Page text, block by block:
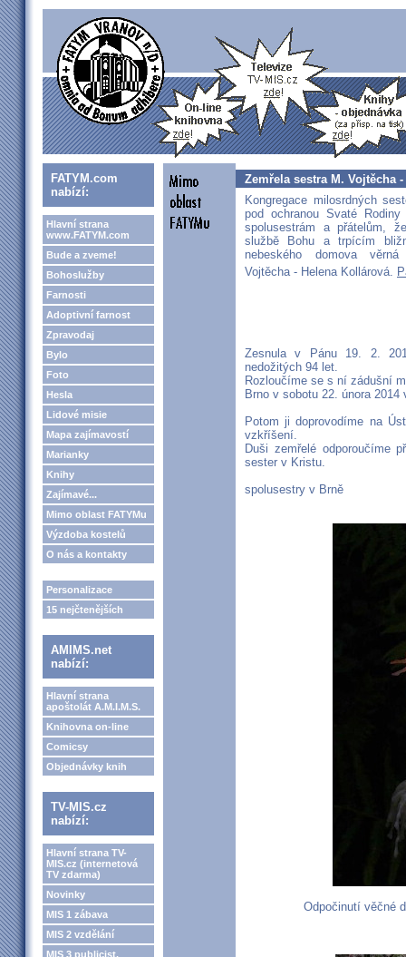
FATYM.com
nabízí:
Hlavní strana
www.FATYM.com
Bude a zveme!
Bohoslužby
Farnosti
Adoptivní farnost
Zpravodaj
Bylo
Foto
Hesla
Lidové misie
Mapa zajímavostí
Marianky
Knihy
Zajímavé...
Mimo oblast FATYMu
Výzdoba kostelů
O nás a kontakty
Personalizace
15 nejčtenějších
AMIMS.net
nabízí:
Hlavní strana
apoštolát A.M.I.M.S.
Knihovna on-line
Comicsy
Objednávky knih
TV-MIS.cz
nabízí:
Hlavní strana TV-
MIS.cz (internetová
TV zdarma)
Novinky
MIS 1 zábava
MIS 2 vzdělání
MIS 3 publicist.
Zemřela sestra M. Vojtěcha
Kongregace milosrdných
pod ochranou Svaté
spolusestrám a přátelům,
službě Bohu a trpícím
nebeského domova
Vojtěcha - Helena Kollárová.
Zesnula v Pánu 19. 2.
nedožitých 94 let.
Rozloučíme se s ní zádušní
Brno v sobotu 22. února 2014
Potom ji doprovodíme na
vzkříšení.
Duši zemřelé odporoučíme
sester v Kristu.
spolusestry v Brně
Odpočinutí věčné